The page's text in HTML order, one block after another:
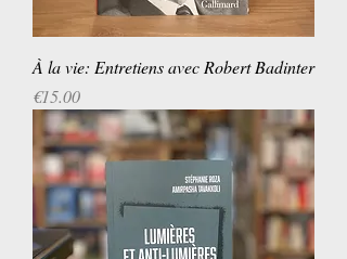
À la vie: Entretiens avec Robert Badinter
Price
€15.00